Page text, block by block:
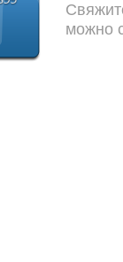
можно